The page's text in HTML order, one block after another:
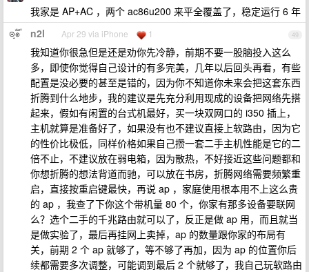
我家是 AP+AC ，两个 ac86u200 来平全覆盖了，稳定运行 6 年
49
n2l Apr 29 via iPhone 1
我知道你很急但是还是劝你先冷静，前期不要一股脑投入这么
多，即使你觉得自己设计的有多完美，几年以后回头再看，有些
配置是没必要的甚至是错的，因为你不知道你未来会把这套东西
折腾到什么地步，我的建议是先充分利用现成的设备把网络先搭
起来，假如有闲置的台式机最好，买一块双网口的 i350 插上，
主机就算是准备好了，如果没有也不建议直接上软路由，因为它
的性价比极低，同样价格如果自己攒一套二手主机性能是它的二
倍不止，不建议放在弱电箱，因为散热，不好接近这些问题都和
你想折腾的想法背道而驰，可以放在书房，折腾网络需要频繁重
启，直接按重启键最快，再说 ap ，家庭使用根本用不上这么贵
的 ap ，我查了下你这个带机量 80 个，你家有那多设备要联网
么？选个二手的千兆路由就可以了，反正是做 ap 用，而且就当
是做实验了，最后再挂网上卖掉，ap 的数量跟你家的布局有
关，前期 2 个 ap 就够了，等不够了再加，因为 ap 的位置你后
续都需要多次调整，可能调到最后 2 个就够了，我自己玩软路由